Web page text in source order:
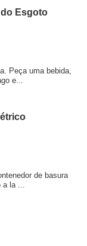
Esgoto
Peça uma bebida,
e...
de basura
la ...